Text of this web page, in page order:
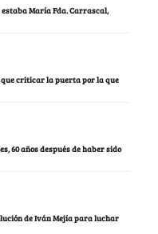
María Fda. Carrascal,
que criticar la puerta por la que
60 años después de haber sido
de Iván Mejía para luchar